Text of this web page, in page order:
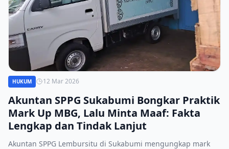
HUKUM 12 Mar 2026
Akuntan SPPG Sukabumi Bongkar Praktik
Mark Up MBG, Lalu Minta Maaf: Fakta
Lengkap dan Tindak Lanjut
Akuntan SPPG Lembursitu di Sukabumi mengungkap mark